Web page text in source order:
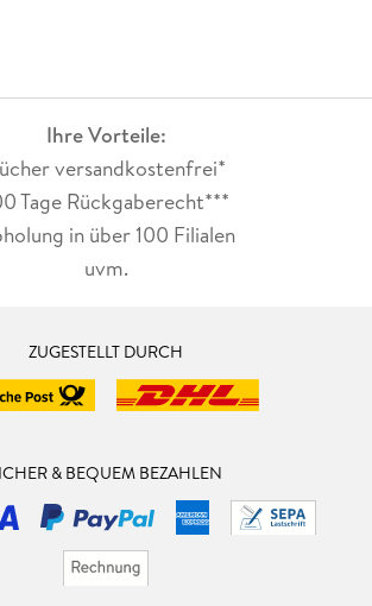
Ihre Vorteile:
versandkostenfrei*
Tage Rückgaberecht***
in über 100 Filialen
uvm.
ZUGESTELLT DURCH
& BEQUEM BEZAHLEN